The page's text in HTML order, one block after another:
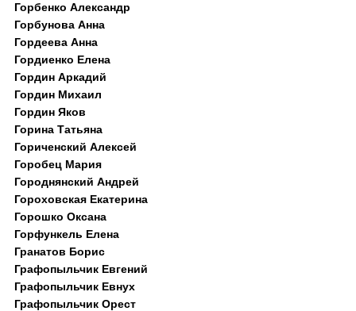
Горбенко Александр
Горбунова Анна
Гордеева Анна
Гордиенко Елена
Гордин Аркадий
Гордин Михаил
Гордин Яков
Горина Татьяна
Гориченский Алексей
Горобец Мария
Городнянский Андрей
Гороховская Екатерина
Горошко Оксана
Горфункель Елена
Гранатов Борис
Графопыльчик Евгений
Графопыльчик Евнух
Графопыльчик Орест